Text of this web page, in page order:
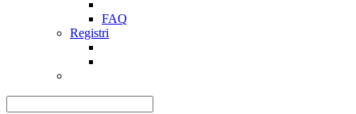
FAQ
Registri